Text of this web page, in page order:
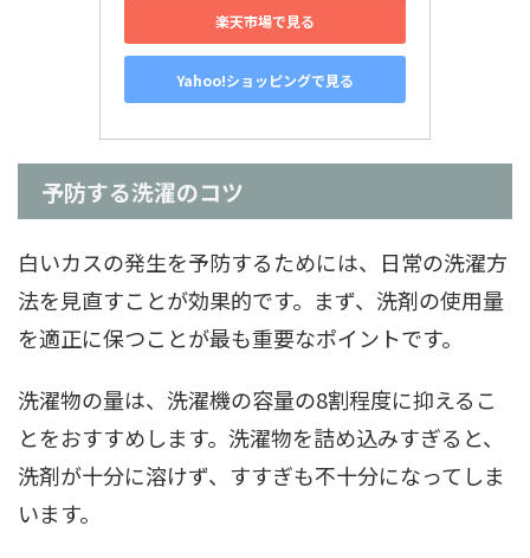
楽天市場で見る
Yahoo!ショッピングで見る
予防する洗濯のコツ
白いカスの発生を予防するためには、日常の洗濯方
法を見直すことが効果的です。まず、洗剤の使用量
を適正に保つことが最も重要なポイントです。
洗濯物の量は、洗濯機の容量の8割程度に抑えるこ
とをおすすめします。洗濯物を詰め込みすぎると、
洗剤が十分に溶けず、すすぎも不十分になってしま
います。